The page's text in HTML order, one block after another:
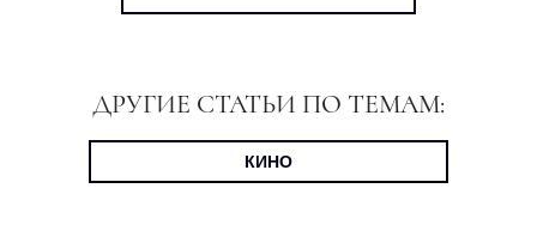
ДРУГИЕ СТАТЬИ ПО ТЕМАМ:
КИНО